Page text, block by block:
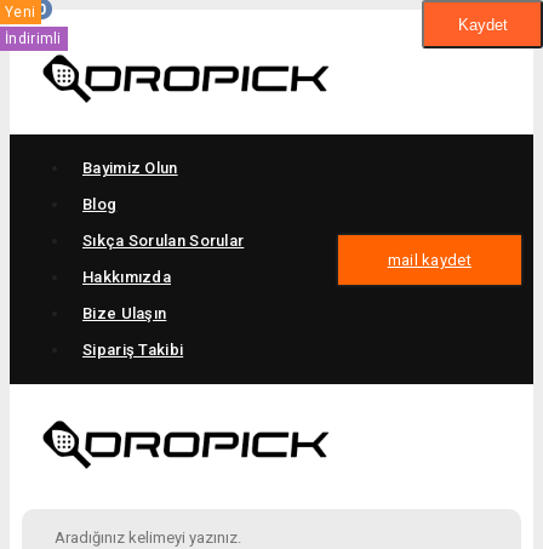
Bayimiz Olun
Blog
Sıkça Sorulan Sorular
Hakkımızda
Bize Ulaşın
Sipariş Takibi
mail kaydet
0
Yeni
Yeni
Yeni
Yeni
İndirimli
Yeni
İndirimli
Yeni
Yeni
İndirimli
Kaydet